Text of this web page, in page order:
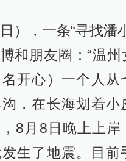
），一条“寻找潘
和朋友圈：“温州
开心）一个人从
，在长海划着小
8月8日晚上上岸
生了地震。目前